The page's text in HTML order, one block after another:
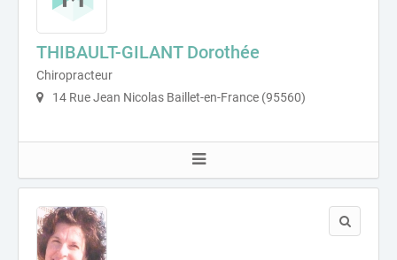
THIBAULT-GILANT Dorothée
Chiropracteur
14 Rue Jean Nicolas Baillet-en-France (95560)